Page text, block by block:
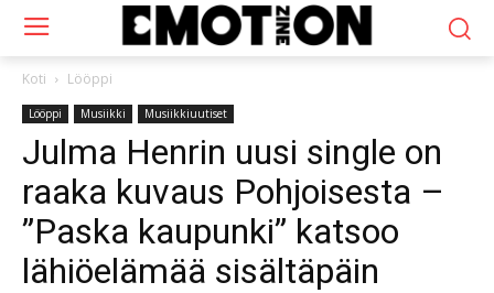
Koti Lööppi
Lööppi Musiikki Musiikkiuutiset
Julma Henrin uusi single on
raaka kuvaus Pohjoisesta –
”Paska kaupunki” katsoo
lähiöelämää sisältäpäin